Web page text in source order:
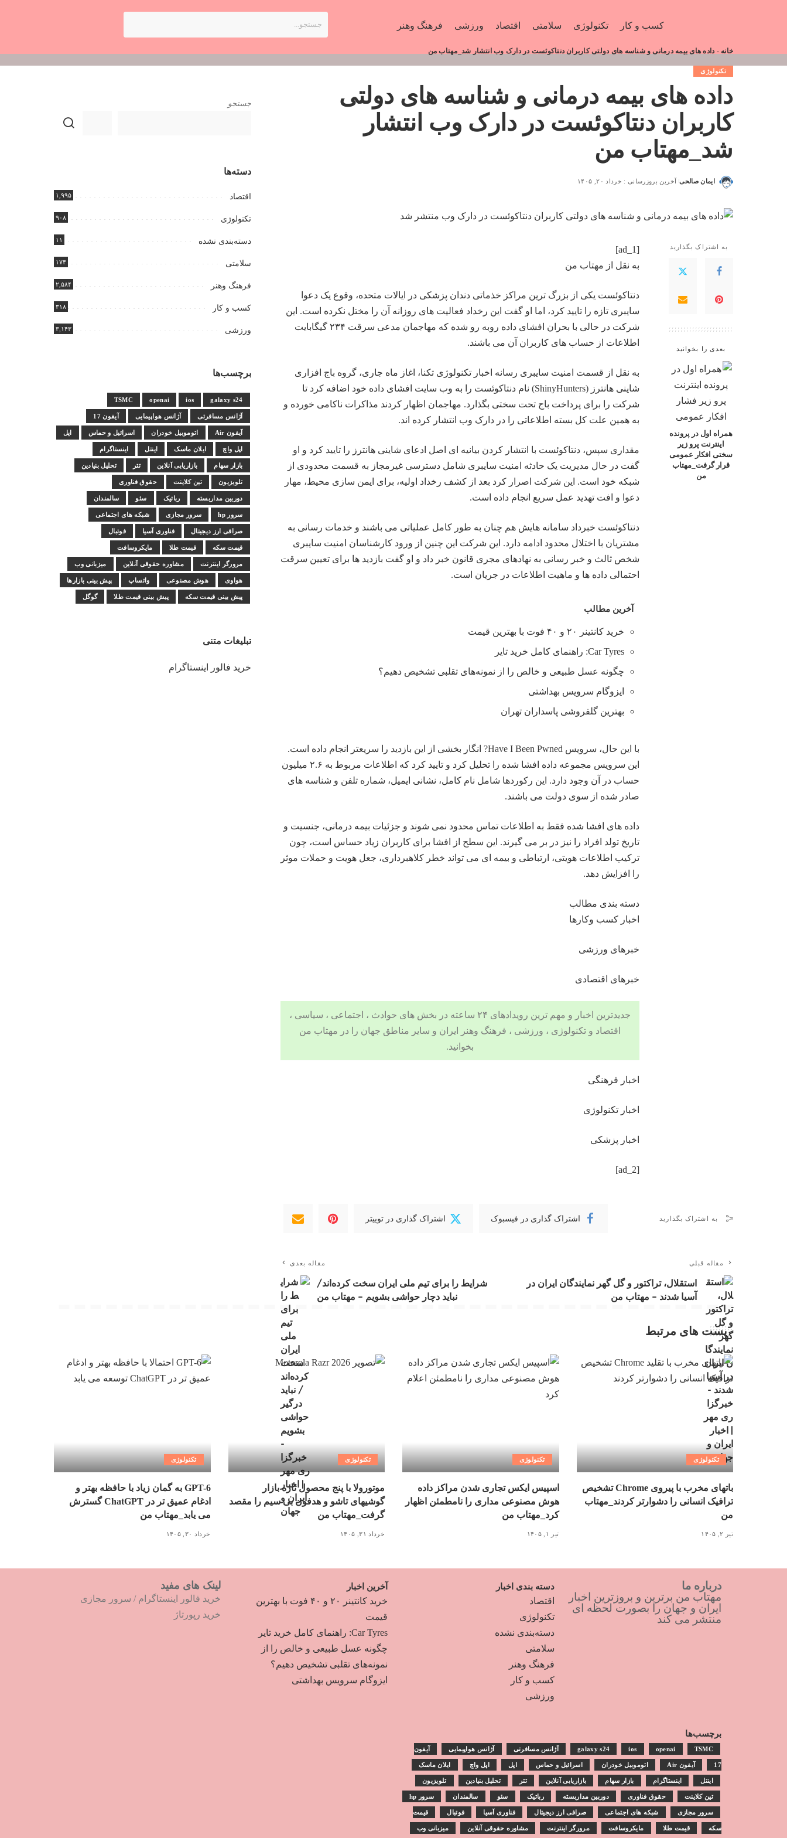
کسب و کار تکنولوژی سلامتی اقتصاد ورزشی فرهنگ وهنر
خانه - داده های بیمه درمانی و شناسه های دولتی کاربران دنتاکوئست در دارک وب انتشار شد_مهتاب من
تکنولوژی
داده های بیمه درمانی و شناسه های دولتی
کاربران دنتاکوئست در دارک وب انتشار
شد_مهتاب من
ایمان صالحی آخرین بروزرسانی : خرداد ۲۰, ۱۴۰۵
به اشتراک بگذارید
بعدی را بخوانید
همراه اول در پرونده
اینترنت پرو زیر
سختی افکار عمومی
قرار گرفت_مهتاب
من
[ad_1]
به نقل از مهتاب من
دنتاکوئست یکی از بزرگ ترین مراکز خذماتی دندان پزشکی در ایالات متحده، وقوع یک دعوا
سایبری تازه را تایید کرد، اما او گفت این رخداد فعالیت های روزانه آن را مختل نکرده است. این
شرکت در حالی با بحران افشای داده روبه رو شده که مهاجمان مدعی سرقت ۲۳۴ گیگابایت
اطلاعات از حساب های کاربران آن می باشند.
به نقل از قسمت امنیت سایبری رسانه اخبار تکنولوژی تکنا، اغاز ماه جاری، گروه باج افزاری
شاینی هانترز (ShinyHunters) نام دنتاکوئست را به وب سایت افشای داده خود اضافه کرد تا
شرکت را برای پرداخت باج تحت سختی بگذارد. مهاجمان اظهار کردند مذاکرات ناکامی خورده و
به همین علت کل بسته اطلاعاتی را در دارک وب انتشار کرده اند.
مقداری سپس، دنتاکوئست با انتشار کردن بیانیه ای اصل ادعای شاینی هانترز را تایید کرد و او
گفت در حال مدیریت یک حادثه امنیت سایبری شامل دسترسی غیرمجاز به قسمت محدودی از
شبکه خود است. این شرکت اصرار کرد بعد از کشف رخداد اولیه، برای ایمن سازی محیط، مهار
دعوا و افت تهدید عمل سریع انجام داده است.
دنتاکوئست خبرداد سامانه هایش هم چنان به طور کامل عملیاتی می باشند و خدمات رسانی به
مشتریان با اختلال محدود ادامه دارد. این شرکت این چنین از ورود کارشناسان امنیت سایبری
شخص ثالث و خبر رسانی به نهادهای مجری قانون خبر داد و او گفت بازدید ها برای تعیین سرقت
احتمالی داده ها و ماهیت اطلاعات در جریان است.
آخرین مطالب
خرید کانتینر ۲۰ و ۴۰ فوت با بهترین قیمت
Car Tyres: راهنمای کامل خرید تایر
چگونه عسل طبیعی و خالص را از نمونه‌های تقلبی تشخیص دهیم؟
ایزوگام سرویس بهداشتی
بهترین گلفروشی پاسداران تهران
با این حال، سرویس Have I Been Pwned? انگار بخشی از این بازدید را سریعتر انجام داده است.
این سرویس مجموعه داده افشا شده را تحلیل کرد و تایید کرد که اطلاعات مربوط به ۲.۶ میلیون
حساب در آن وجود دارد. این رکوردها شامل نام کامل، نشانی ایمیل، شماره تلفن و شناسه های
صادر شده از سوی دولت می باشند.
داده های افشا شده فقط به اطلاعات تماس محدود نمی شوند و جزئیات بیمه درمانی، جنسیت و
تاریخ تولد افراد را نیز در بر می گیرند. این سطح از افشا برای کاربران زیاد حساس است، چون
ترکیب اطلاعات هویتی، ارتباطی و بیمه ای می تواند خطر کلاهبرداری، جعل هویت و حملات موثر
را افزایش دهد.
دسته بندی مطالب
اخبار کسب وکارها
خبرهای ورزشی
خبرهای اقتصادی
جدیدترین اخبار و مهم ترین رویدادهای ۲۴ ساعته در بخش های حوادث ، اجتماعی ، سیاسی ،
اقتصاد و تکنولوژی ، ورزشی ، فرهنگ وهنر ایران و سایر مناطق جهان را در مهتاب من
بخوانید.
اخبار فرهنگی
اخبار تکنولوژی
اخبار پزشکی
[ad_2]
به اشتراک بگذارید اشتراک گذاری در فیسبوک اشتراک گذاری در توییتر
مقاله قبلی
استقلال، تراکتور و گل گهر نمایندگان ایران در
آسیا شدند – مهتاب من
مقاله بعدی
شرایط را برای تیم ملی ایران سخت کرده‌اند/
نباید دچار حواشی بشویم – مهتاب من
جستجو
دسته‌ها
اقتصاد ۱,۹۹۵
تکنولوژی ۹۰۸
دسته‌بندی نشده ۱۱
سلامتی ۱۷۴
فرهنگ وهنر ۲,۵۸۴
کسب و کار ۳۱۸
ورزشی ۳,۱۴۳
برچسب‌ها
galaxy s24
ios
openai
TSMC
آژانس مسافرتی آژانس هواپیمایی آیفون 17
آیفون Air اتوموبیل خودران اسرائیل و حماس اپل
اپل واچ ایلان ماسک اینتل اینستاگرام
بازار سهام بازاریابی آنلاین تتر تحلیل بنیادین
تلویزیون تین کلاینت حقوق فناوری
دوربین مداربسته رباتیک سئو سالمندان
سرور hp سرور مجازی شبکه های اجتماعی
صرافی ارز دیجیتال فناوری آسیا فوتبال
قیمت سکه قیمت طلا مایکروسافت
مرورگر اینترنت مشاوره حقوقی آنلاین میزبانی وب
هواوی هوش مصنوعی واتساپ پیش بینی بازارها
پیش بینی قیمت سکه پیش بینی قیمت طلا گوگل
تبلیغات متنی
خرید فالور اینستاگرام
پست های مرتبط
تکنولوژی
باتهای مخرب با پیروی Chrome تشخیص
ترافیک انسانی را دشوارتر کردند_مهتاب
من
تیر ۲, ۱۴۰۵
تکنولوژی
اسپیس ایکس تجاری شدن مراکز داده
هوش مصنوعی مداری را نامطمئن اظهار
کرد_مهتاب من
تیر ۱, ۱۴۰۵
تکنولوژی
موتورولا با پنج محصول تازه بازار
گوشیهای تاشو و هدفون بی سیم را مقصد
گرفت_مهتاب من
خرداد ۳۱, ۱۴۰۵
تکنولوژی
GPT-6 به گمان زیاد با حافظه بهتر و
ادغام عمیق تر در ChatGPT گسترش
می یابد_مهتاب من
خرداد ۳۰, ۱۴۰۵
درباره ما
مهتاب من برترین و بروزترین اخبار
ایران و جهان را بصورت لحظه ای
منتشر می کند
دسته بندی اخبار
اقتصاد
تکنولوژی
دسته‌بندی نشده
سلامتی
فرهنگ وهنر
کسب و کار
ورزشی
آخرین اخبار
خرید کانتینر ۲۰ و ۴۰ فوت با بهترین
قیمت
Car Tyres: راهنمای کامل خرید تایر
چگونه عسل طبیعی و خالص را از
نمونه‌های تقلبی تشخیص دهیم؟
ایزوگام سرویس بهداشتی
لینک های مفید
خرید فالور اینستاگرام / سرور مجازی
خرید رپورتاژ
برچسب‌ها
galaxy s24 ios openai TSMC آژانس مسافرتی آژانس هواپیمایی آیفون
17 آیفون Air اتوموبیل خودران اسرائیل و حماس اپل اپل واچ ایلان ماسک
اینتل اینستاگرام بازار سهام بازاریابی آنلاین تتر تحلیل بنیادین تلویزیون
تین کلاینت حقوق فناوری دوربین مداربسته رباتیک سئو سالمندان سرور hp
سرور مجازی شبکه های اجتماعی صرافی ارز دیجیتال فناوری آسیا فوتبال قیمت
سکه قیمت طلا مایکروسافت مرورگر اینترنت مشاوره حقوقی آنلاین میزبانی وب